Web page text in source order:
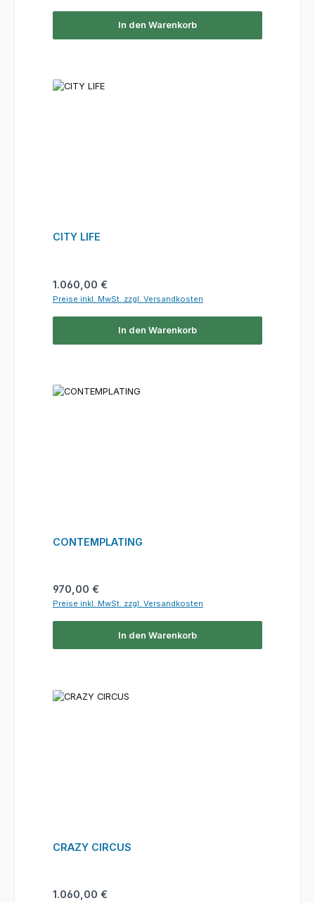
In den Warenkorb
CITY LIFE
Regulärer Preis:
1.060,00 €
Preise inkl. MwSt. zzgl. Versandkosten
In den Warenkorb
CONTEMPLATING
Regulärer Preis:
970,00 €
Preise inkl. MwSt. zzgl. Versandkosten
In den Warenkorb
CRAZY CIRCUS
Regulärer Preis:
1.060,00 €